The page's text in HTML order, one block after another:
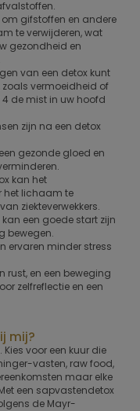
om gifstoffen en andere
te verwijderen, wat
gezondheid en
van een detox kunt
zoals vermoeidheid of
de mist in uw hoofd
zijn na een detox
gezonde gloed en
kan het
het lichaam te
ziekteverwekkers.
kan een goede start zijn
bewegen.
ervaren minder stress
rust, en een beweging
zelfreflectie en een
mij?
voor een kuur die
vasten, raw food,
maar elke
een sapvastendetox
de Mayr-